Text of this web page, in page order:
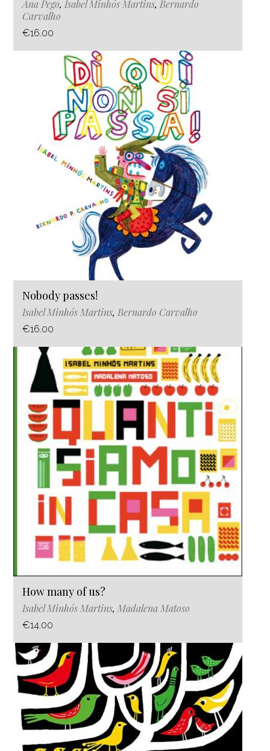
Ana Pego, Isabel Minhós Martins, Bernardo
Carvalho
€16.00
Nobody passes!
Isabel Minhós Martins, Bernardo Carvalho
€16.00
How many of us?
Isabel Minhós Martins, Madalena Matoso
€14.00